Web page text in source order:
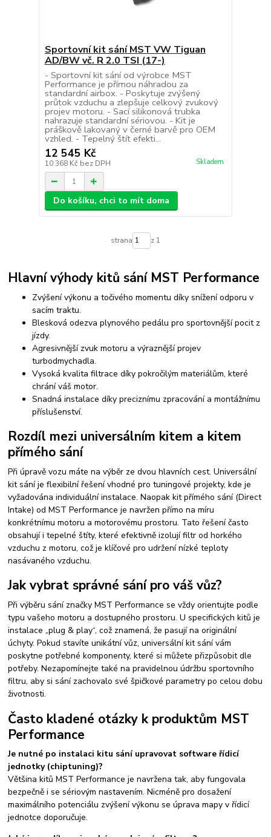
Sportovní kit sání MST VW Tiguan
AD/BW vč. R 2.0 TSI (17-)
- Sportovní kit sání od výrobce MST
Performance je přímou náhradou za
standardní airbox. - Poskytuje zvýšený
průtok vzduchu a zlepšuje celkový zvukový
projev motoru. - Sací silikonová trubka
nahrazuje standardní sériovou. - Kit je
práškově lakovaný v černé barvě pro OEM
vzhled. - Tepelný štít efekti...
12 545 Kč
10 368 Kč bez DPH Skladem
Do košíku, chci to mít doma
strana z 1
Hlavní výhody kitů sání MST Performance
Zvýšení výkonu a točivého momentu díky snížení odporu v
sacím traktu.
Blesková odezva plynového pedálu pro sportovnější pocit z
jízdy.
Agresivnější zvuk motoru a výraznější projev
turbodmychadla.
Vysoká kvalita filtrace díky pokročilým materiálům, které
chrání váš motor.
Snadná instalace díky preciznímu zpracování a montážnímu
příslušenství.
Rozdíl mezi universálním kitem a kitem
přímého sání
Při úpravě vozu máte na výběr ze dvou hlavních cest. Universální
kit sání je flexibilní řešení vhodné pro tuningové projekty, kde je
vyžadována individuální instalace. Naopak kit přímého sání (Direct
Intake) od MST Performance je navržen přímo na míru
konkrétnímu motoru a motorovému prostoru. Tato řešení často
obsahují i tepelné štíty, které efektivně izolují filtr od horkého
vzduchu z motoru, což je klíčové pro udržení nízké teploty
nasávaného vzduchu.
Jak vybrat správné sání pro váš vůz?
Při výběru sání značky MST Performance se vždy orientujte podle
typu vašeho motoru a dostupného prostoru. U specifických kitů je
instalace „plug & play“, což znamená, že pasují na originální
úchyty. Pokud stavíte unikátní vůz, universální kit sání vám
poskytne potřebné komponenty, které si můžete přizpůsobit dle
potřeby. Nezapomínejte také na pravidelnou údržbu sportovního
filtru, aby si sání zachovalo své špičkové parametry po celou dobu
životnosti.
Často kladené otázky k produktům MST
Performance
Je nutné po instalaci kitu sání upravovat software řídicí
jednotky (chiptuning)?
Většina kitů MST Performance je navržena tak, aby fungovala
bezpečně i se sériovým nastavením. Nicméně pro dosažení
maximálního potenciálu zvýšení výkonu se úprava mapy v řídicí
jednotce doporučuje.